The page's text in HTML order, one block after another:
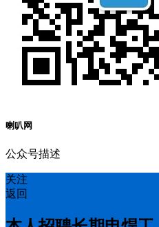
喇叭网
公众号描述
关注
返回